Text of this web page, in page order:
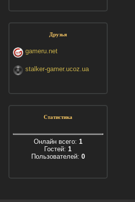
Друзья
gameru.net
stalker-gamer.ucoz.ua
Статистика
Онлайн всего: 1
Гостей: 1
Пользователей: 0